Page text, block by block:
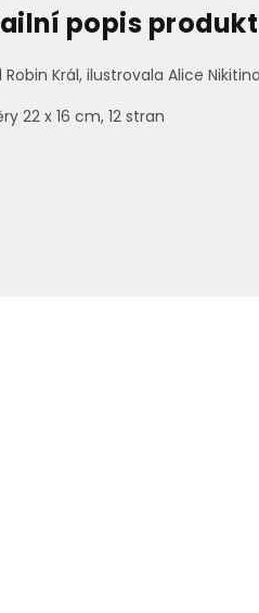
popis
Robin Král, ilustrovala Alice
22 x 16 cm, 12 stran